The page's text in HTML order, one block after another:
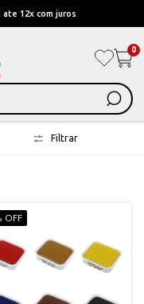
12x com juros
0
Filtrar
OFF